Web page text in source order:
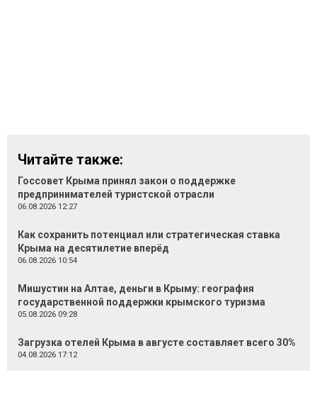
Читайте также:
Госсовет Крыма принял закон о поддержке
предпринимателей туристской отрасли
06.08.2026 12:27
Как сохранить потенциал или стратегическая ставка
Крыма на десятилетие вперёд
06.08.2026 10:54
Мишустин на Алтае, деньги в Крыму: география
государственной поддержки крымского туризма
05.08.2026 09:28
Загрузка отелей Крыма в августе составляет всего 30%
04.08.2026 17:12